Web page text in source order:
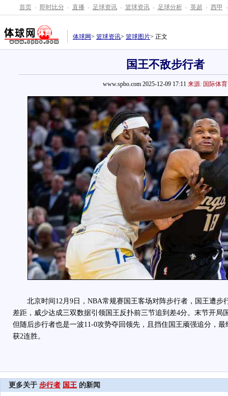
首页 - 即时比分 - 直播 - 足球资讯 - 篮球资讯 - 足球分析 - 英超 - 西甲 -
体球网> 篮球资讯> 篮球图片> 正文
国王不敌步行者
www.spbo.com 2025-12-09 17:11 来源: 国际体育
北京时间12月9日，NBA常规赛国王客场对阵步行者，国王遭步
差距，威少达成三双数据引领国王反扑前三节追到差4分。末节开局
但随后步行者也是一波11-0攻势夺回领先，且挡住国王顽强追分，最
获2连胜。
更多关于 步行者 国王 的新闻